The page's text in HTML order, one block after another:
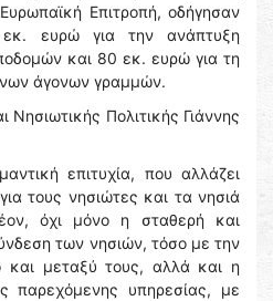
Επιτροπή, οδήγησαν
ευρώ για την ανάπτυξη
και 80 εκ. ευρώ για τη
άγονων γραμμών.
Νησιωτικής Πολιτικής Γιάννης
επιτυχία, που αλλάζει
τους νησιώτες και τα νησιά
όχι μόνο η σταθερή και
των νησιών, τόσο με την
και μεταξύ τους, αλλά και η
παρεχόμενης υπηρεσίας, με